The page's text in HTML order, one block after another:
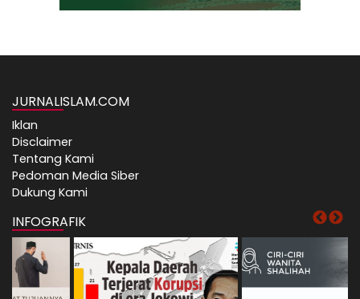
JURNALISLAM.COM
Iklan
Disclaimer
Tentang Kami
Pedoman Media Siber
Dukung Kami
INFOGRAFIK